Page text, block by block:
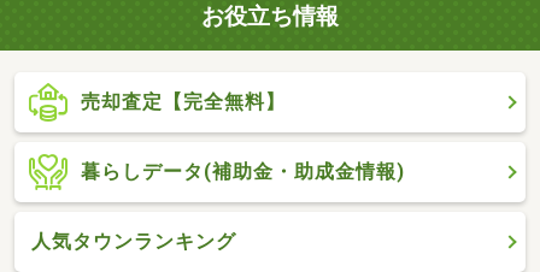
お役立ち情報
売却査定【完全無料】
暮らしデータ(補助金・助成金情報)
人気タウンランキング